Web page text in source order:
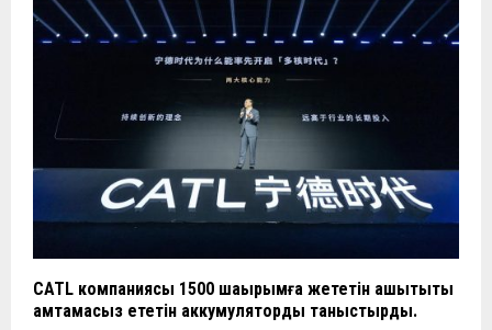
CATL компаниясы 1500 шақырымға жететін қашықтықты
қамтамасыз ететін аккумуляторды таныстырды.